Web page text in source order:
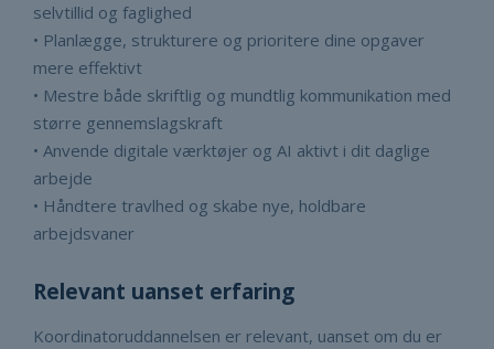
selvtillid og faglighed
• Planlægge, strukturere og prioritere dine opgaver
mere effektivt
• Mestre både skriftlig og mundtlig kommunikation med
større gennemslagskraft
• Anvende digitale værktøjer og AI aktivt i dit daglige
arbejde
• Håndtere travlhed og skabe nye, holdbare
arbejdsvaner
Relevant uanset erfaring
Koordinatoruddannelsen er relevant, uanset om du er